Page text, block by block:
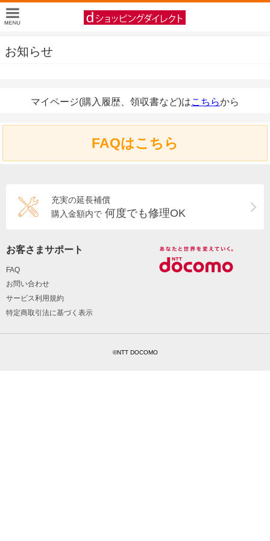
お知らせ
マイページ(購入履歴、領収書など)はこちらから
FAQはこちら
充実の延長補償
購入金額内で 何度でも修理OK
お客さまサポート
FAQ
お問い合わせ
サービス利用規約
特定商取引法に基づく表示
©NTT DOCOMO